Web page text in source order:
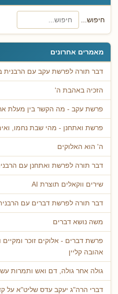
חיפוש...
מאמרים אחרונים
דבר תורה לפרשת עקב עם הרבנית
הזכיה באהבת ה'
פרשת עקב - מה הקשר בין מעלת
פרשת ואתחנן - מהי שבת נחמו,
ה' הוא האלוקים
דבר תורה לפרשת ואתחנן עם
שירים ווקאלים תוצרת AI
דבר תורה לפרשת דברים עם
משה נושא דברים
פרשת דברים - אלוקים זוכר
אהובה קליין
גולה אחר גולה, דם ואש ותמרות
דברי הרה"ג יעקב עדס שליט"א על